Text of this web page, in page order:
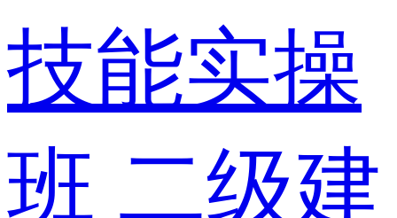
技能实操
班 二级建